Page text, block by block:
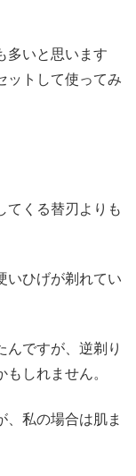
多いと思います
ットして使ってみ
てくる替刃よりも
いひげが剃れてい
んですが、逆剃り
しれません。
、私の場合は肌ま